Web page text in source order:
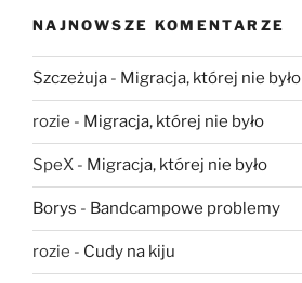
NAJNOWSZE KOMENTARZE
Szczeżuja - Migracja, której nie było
rozie - Migracja, której nie było
SpeX - Migracja, której nie było
Borys - Bandcampowe problemy
rozie - Cudy na kiju